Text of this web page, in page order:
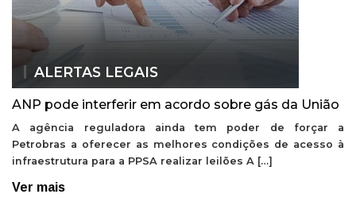
ALERTAS LEGAIS
ANP pode interferir em acordo sobre gás da União
A agência reguladora ainda tem poder de forçar a
Petrobras a oferecer as melhores condições de acesso à
infraestrutura para a PPSA realizar leilões A […]
Ver mais